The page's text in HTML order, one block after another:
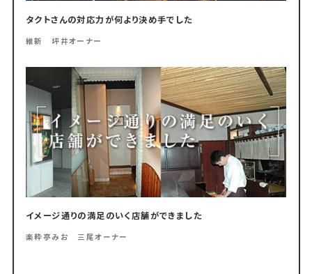
タクトさんの対応力が何より決め手でした
維新 坪井オーナー
イメージ通りの満足のいく店舗ができました
楽粋亭みお 三尾オーナー